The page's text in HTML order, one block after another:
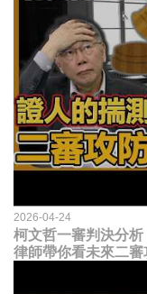
2026-04-24
柯文哲一審判決分
律師帶你看未來二審